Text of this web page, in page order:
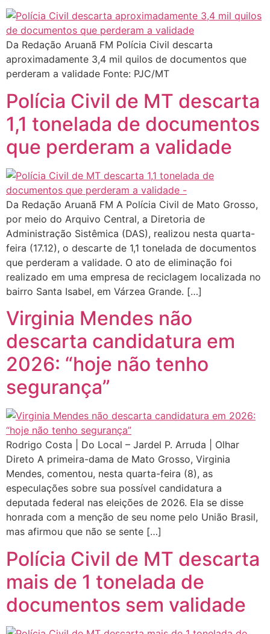
Da Redação Aruanã FM Polícia Civil descarta
aproximadamente 3,4 mil quilos de documentos que
perderam a validade Fonte: PJC/MT
Polícia Civil de MT descarta
1,1 tonelada de documentos
que perderam a validade
Da Redação Aruanã FM A Polícia Civil de Mato Grosso,
por meio do Arquivo Central, a Diretoria de
Administração Sistêmica (DAS), realizou nesta quarta-
feira (17.12), o descarte de 1,1 tonelada de documentos
que perderam a validade. O ato de eliminação foi
realizado em uma empresa de reciclagem localizada no
bairro Santa Isabel, em Várzea Grande. […]
Virginia Mendes não
descarta candidatura em
2026: “hoje não tenho
segurança”
Rodrigo Costa | Do Local – Jardel P. Arruda | Olhar
Direto A primeira-dama de Mato Grosso, Virginia
Mendes, comentou, nesta quarta-feira (8), as
especulações sobre sua possível candidatura a
deputada federal nas eleições de 2026. Ela se disse
honrada com a menção de seu nome pelo União Brasil,
mas afirmou que não se sente […]
Polícia Civil de MT descarta
mais de 1 tonelada de
documentos sem validade